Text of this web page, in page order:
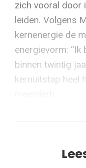
zich vooral door
leiden. Volgens
kernenergie de
energievorm:
binnen twintig
kernuitstap heel